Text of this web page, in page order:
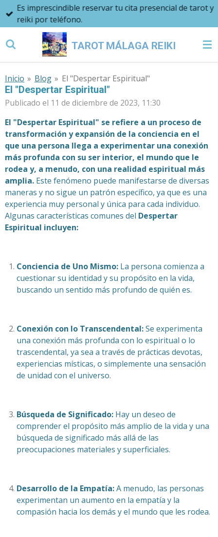
principal
TAROT MÁLAGA REIKI
Es imprescindible reservar tu cita presencial de tarot y
reiki por teléfono.
Inicio » Blog » El "Despertar Espiritual"
El "Despertar Espiritual"
Publicado el 11 de diciembre de 2023, 11:30
El "Despertar Espiritual" se refiere a un proceso de
transformación y expansión de la conciencia en el
que una persona llega a experimentar una conexión
más profunda con su ser interior, el mundo que le
rodea y, a menudo, con una realidad espiritual más
amplia. Este fenómeno puede manifestarse de diversas
maneras y no sigue un patrón específico, ya que es una
experiencia muy personal y única para cada individuo.
Algunas características comunes del Despertar
Espiritual incluyen:
Conciencia de Uno Mismo: La persona comienza a
cuestionar su identidad y su propósito en la vida,
buscando un sentido más profundo de quién es.
Conexión con lo Transcendental:Se experimenta
una conexión más profunda con lo espiritual o lo
trascendental, ya sea a través de prácticas devotas,
experiencias místicas, o simplemente una sensación
de unidad con el universo.
Búsqueda de Significado: Hay un deseo de
comprender el propósito más amplio de la vida y una
búsqueda de significado más allá de las
preocupaciones materiales y superficiales.
Desarrollo de la Empatía:A menudo, las personas
experimentan un aumento en la empatía y la
compasión hacia los demás y el mundo que les rodea.